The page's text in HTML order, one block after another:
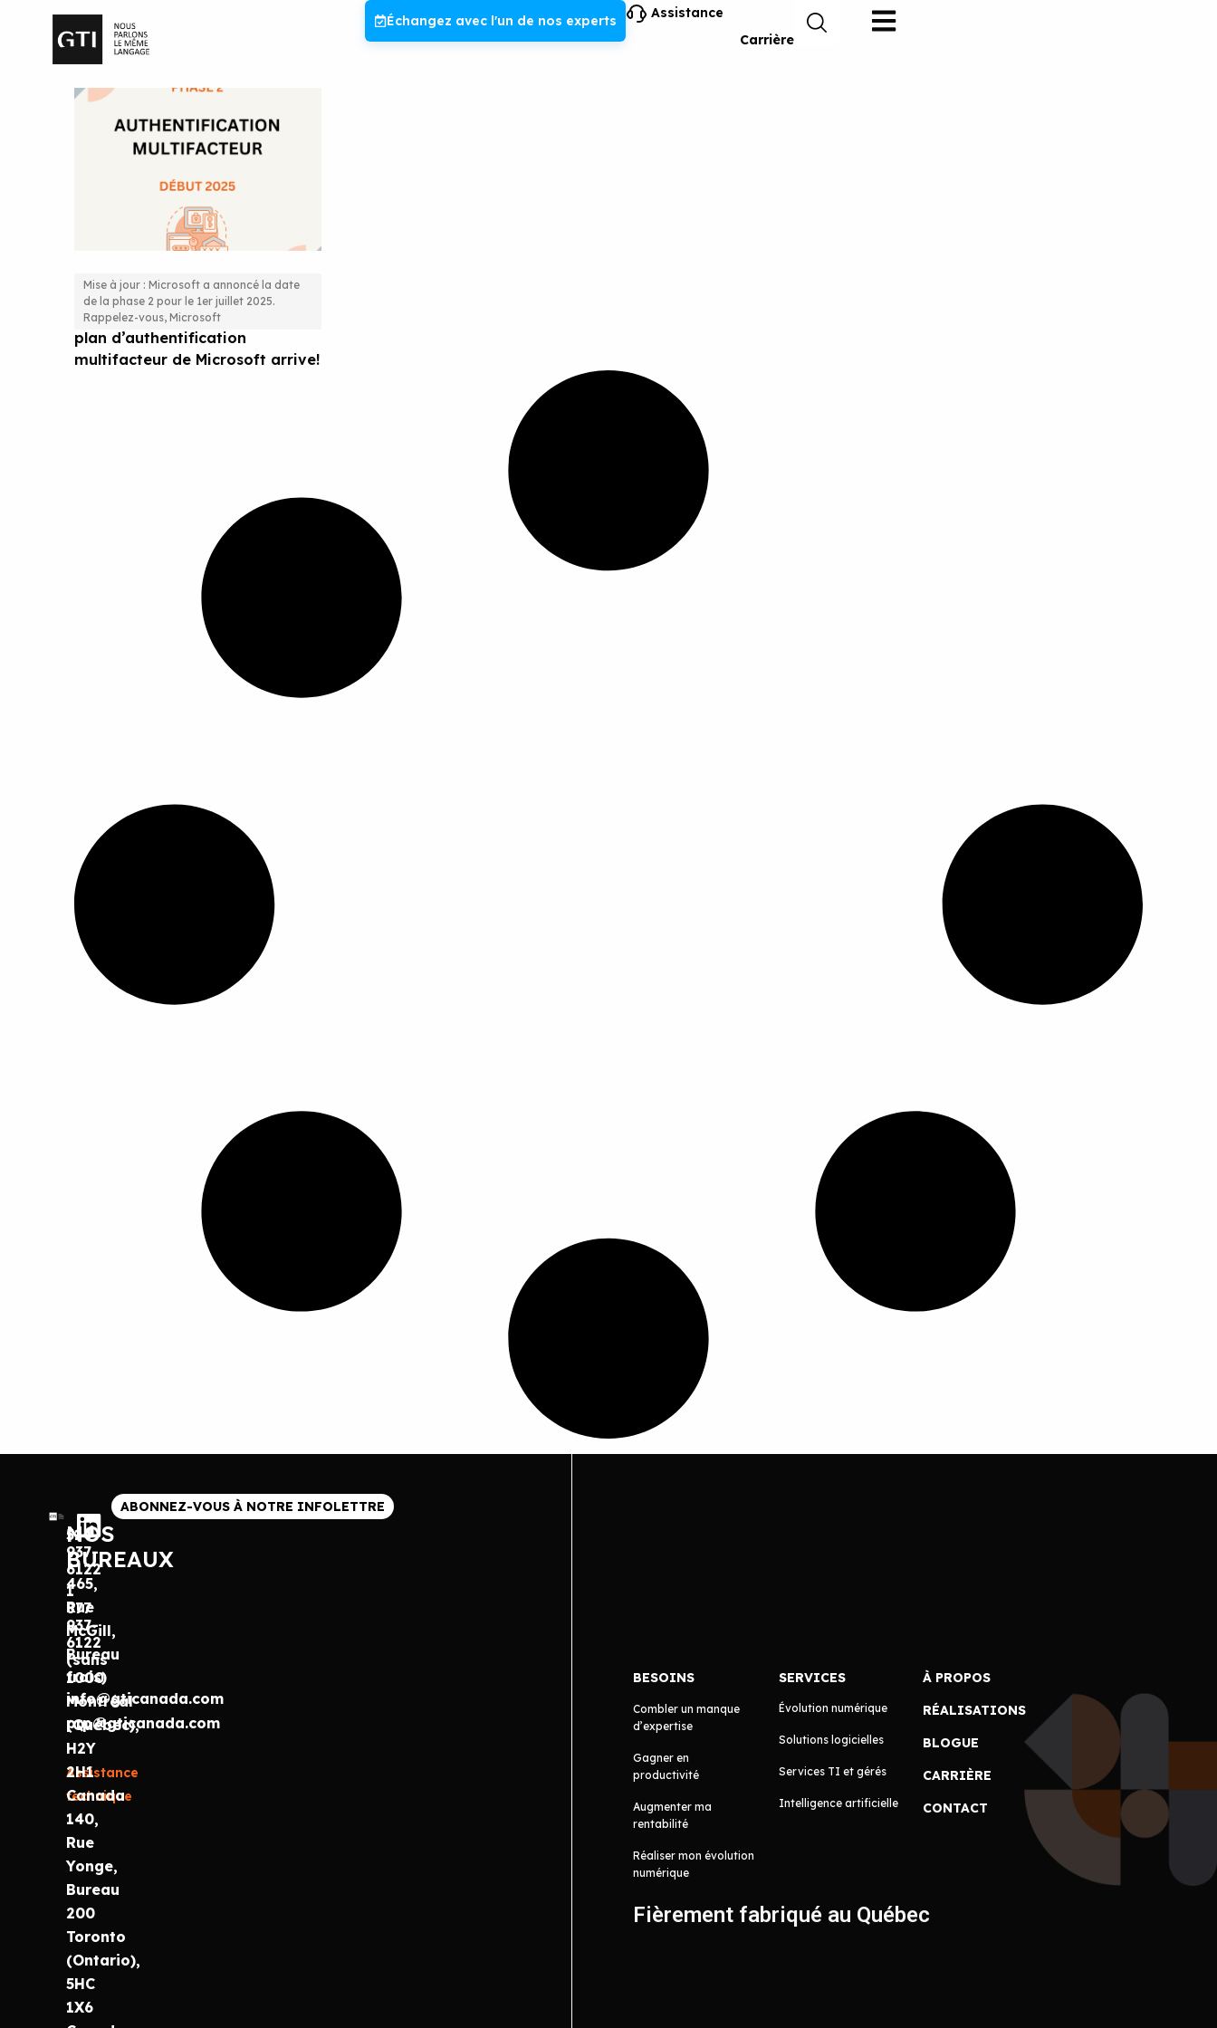
Échangez avec l'un de nos experts
Assistance
Carrière
Préparez-vous : La phase 2 du
plan d’authentification
multifacteur de Microsoft arrive!
Mise à jour : Microsoft a annoncé la date
de la phase 2 pour le 1er juillet 2025.
Rappelez-vous, Microsoft
514
937-
6122
1
877
937-
6122
(sans
frais)
info@gticanada.com
prp@gticanada.com
Assistance
technique
NOS
BUREAUX
465,
Rue
McGill,
Bureau
1000
Montréal
(Québec),
H2Y
2H1
Canada
140,
Rue
Yonge,
Bureau
200
Toronto
(Ontario),
5HC
1X6
ABONNEZ-VOUS À NOTRE INFOLETTRE
BESOINS
Combler un manque
d’expertise
Gagner en
productivité
Augmenter ma
rentabilité
Réaliser mon évolution
numérique
SERVICES
Évolution numérique
Solutions logicielles
Services TI et gérés
Intelligence artificielle
À PROPOS
RÉALISATIONS
BLOGUE
CARRIÈRE
CONTACT
Fièrement fabriqué au Québec